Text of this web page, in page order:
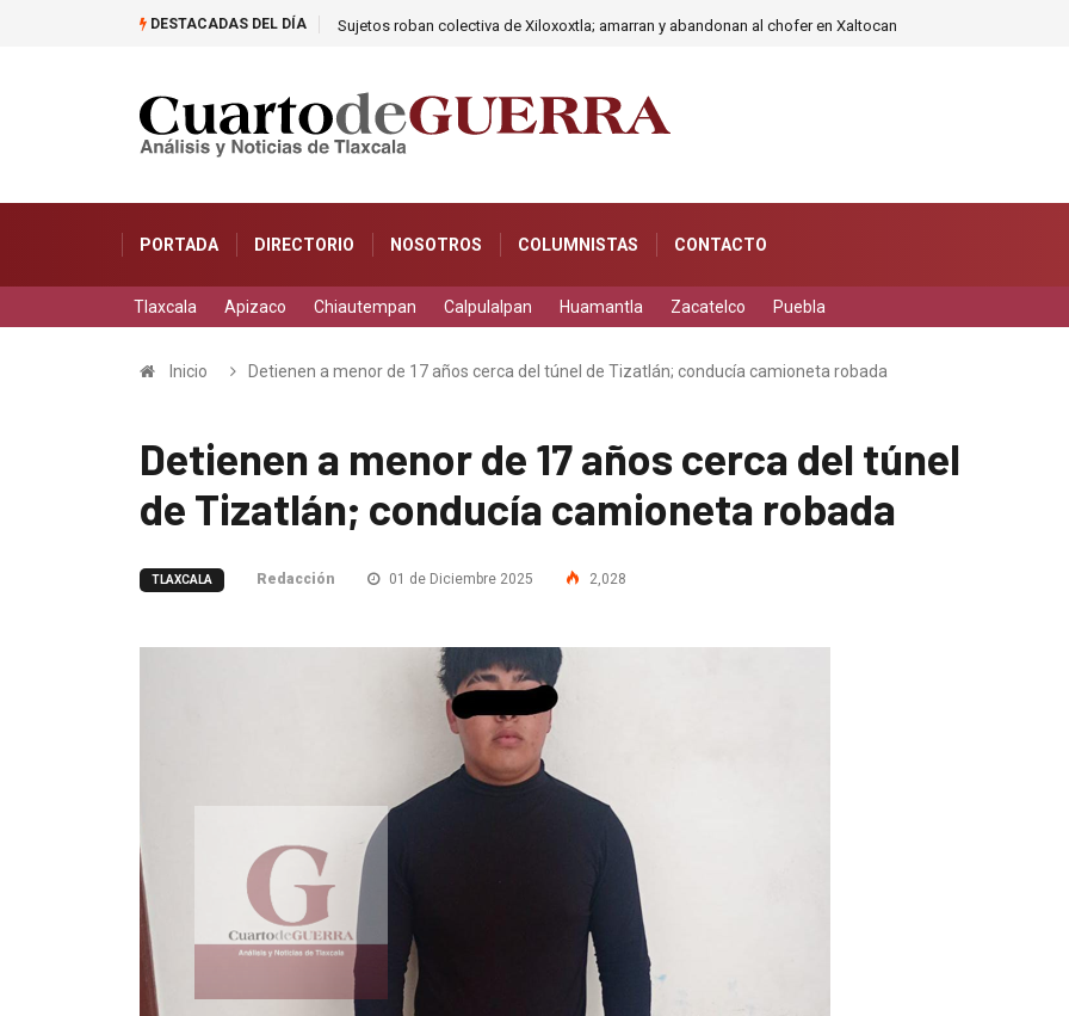
DESTACADAS DEL DÍA Sujetos roban colectiva de Xiloxoxtla; amarran y abandonan al chofer en Xaltocan
PORTADA DIRECTORIO NOSOTROS COLUMNISTAS CONTACTO
Tlaxcala Apizaco Chiautempan Calpulalpan Huamantla Zacatelco Puebla
Inicio Detienen a menor de 17 años cerca del túnel de Tizatlán; conducía camioneta robada
Detienen a menor de 17 años cerca del túnel
de Tizatlán; conducía camioneta robada
TLAXCALA Redacción 01 de Diciembre 2025 2,028